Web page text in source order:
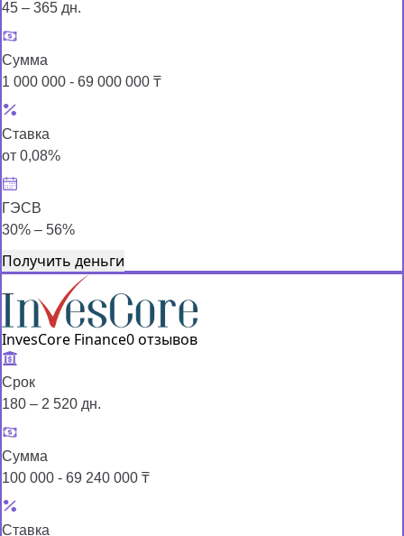
45 – 365 дн.
Сумма
1 000 000 - 69 000 000 ₸
Ставка
от 0,08%
ГЭСВ
30% – 56%
Получить деньги
InvesCore Finance0 отзывов
Срок
180 – 2 520 дн.
Сумма
100 000 - 69 240 000 ₸
Ставка